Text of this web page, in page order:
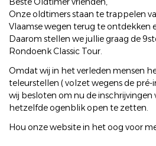
Onze oldtimers staan te trappelen
Vlaamse wegen terug te ontdekken
Daarom stellen we jullie graag de
Rondoenk Classic Tour.
Omdat wij in het verleden mensen
teleurstellen ( volzet wegens de
wij besloten om nu de inschrijvingen
hetzelfde ogenblik open te zetten.
Hou onze website in het oog voor